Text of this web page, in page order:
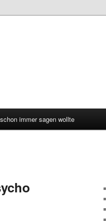
immer sagen wollte